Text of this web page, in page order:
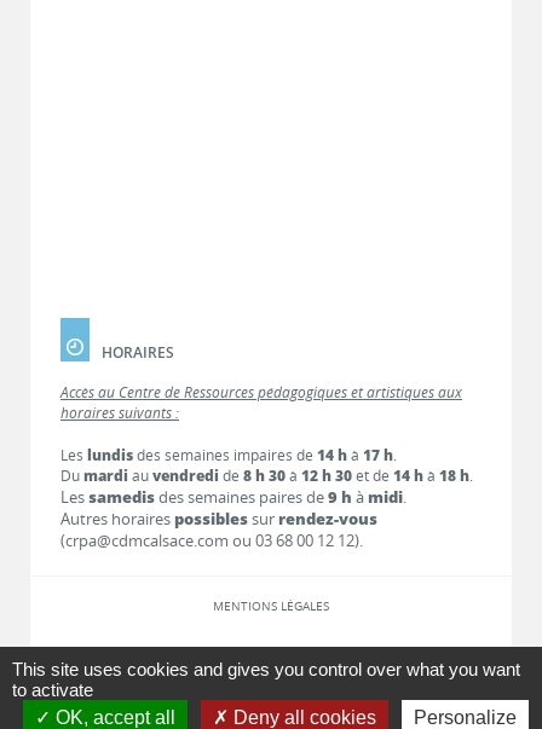
HORAIRES
Accès au Centre de Ressources pédagogiques et artistiques aux
horaires suivants :
Les lundisdes semaines impaires de 14 hà 17 h.
Dumardi auvendredi de 8 h 30à 12 h 30et de 14 hà 18 h.
Lessamedisdes semaines paires de9 h à midi.
Autres horaires possiblessur rendez-vous
(crpa@cdmcalsace.com ou 03 68 00 12 12).
MENTIONS LÉGALES
LIENS
CONTACT
This site uses cookies and gives you control over what you want
to activate
OK, accept all
Deny all cookies Personalize